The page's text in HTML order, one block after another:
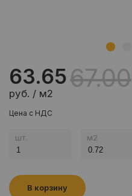
63.65
руб. / м2
67.00
Цена с НДС
шт. м2
В корзину